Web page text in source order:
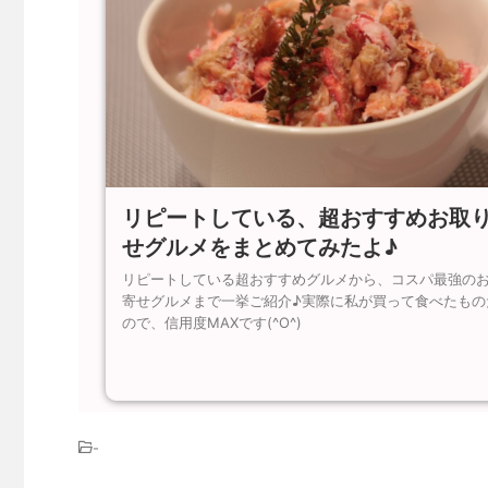
リピートしている、超おすすめお取
せグルメをまとめてみたよ♪
リピートしている超おすすめグルメから、コスパ最強の
寄せグルメまで一挙ご紹介♪実際に私が買って食べたも
ので、信用度MAXです(^O^)
-